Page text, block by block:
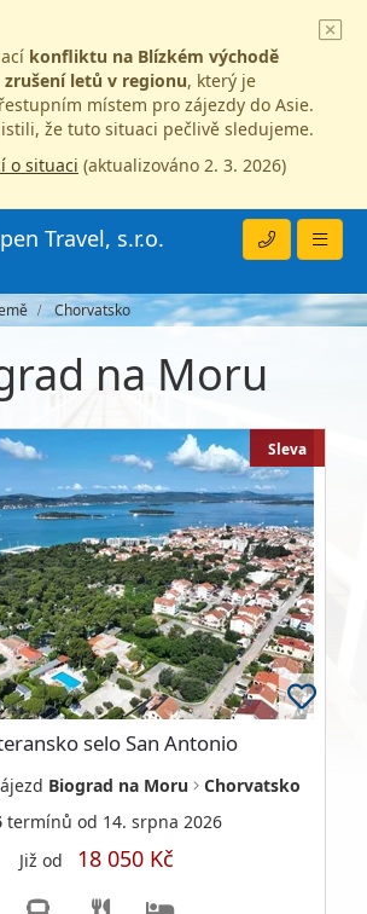
konfliktu na Blízkém východě
zrušení letů v regionu, který je
místem pro zájezdy do Asie.
že tuto situaci pečlivě sledujeme.
o situaci (aktualizováno 2. 3. 2026)
Travel, s.r.o.
Chorvatsko
na Moru
Sleva
selo San Antonio
Biograd na Moru
Chorvatsko
termínů od 14. srpna 2026
Již od 18 050 Kč